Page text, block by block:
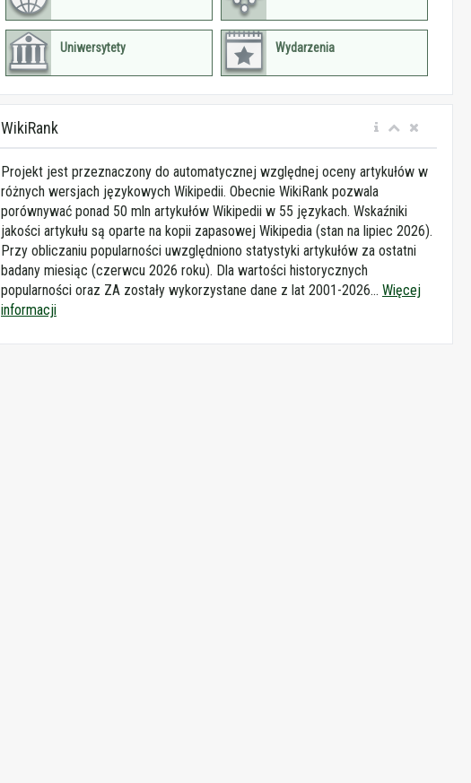
Uniwersytety Wydarzenia
WikiRank
Projekt jest przeznaczony do automatycznej względnej oceny artykułów w
różnych wersjach językowych Wikipedii. Obecnie WikiRank pozwala
porównywać ponad 50 mln artykułów Wikipedii w 55 językach. Wskaźniki
jakości artykułu są oparte na kopii zapasowej Wikipedia (stan na lipiec 2026).
Przy obliczaniu popularności uwzględniono statystyki artykułów za ostatni
badany miesiąc (czerwcu 2026 roku). Dla wartości historycznych
popularności oraz ZA zostały wykorzystane dane z lat 2001-2026... Więcej
informacji